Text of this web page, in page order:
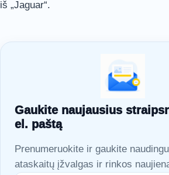
iš „Jaguar“.
Gaukite naujausius
el. paštą
Prenumeruokite ir gaukite
ataskaitų įžvalgas ir rinkos